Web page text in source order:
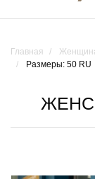
Главная
Размеры: 50 RU